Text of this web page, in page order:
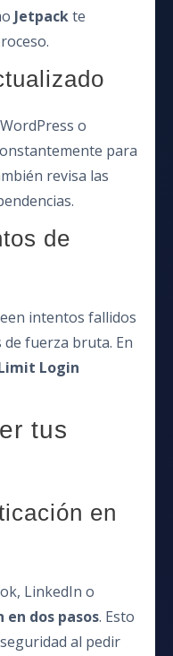
Jetpackte
o
para
revisa las
de
intentos fallidos
fuerza bruta. En
Login
tus
en
LinkedIn o
dos pasos. Esto
al pedir